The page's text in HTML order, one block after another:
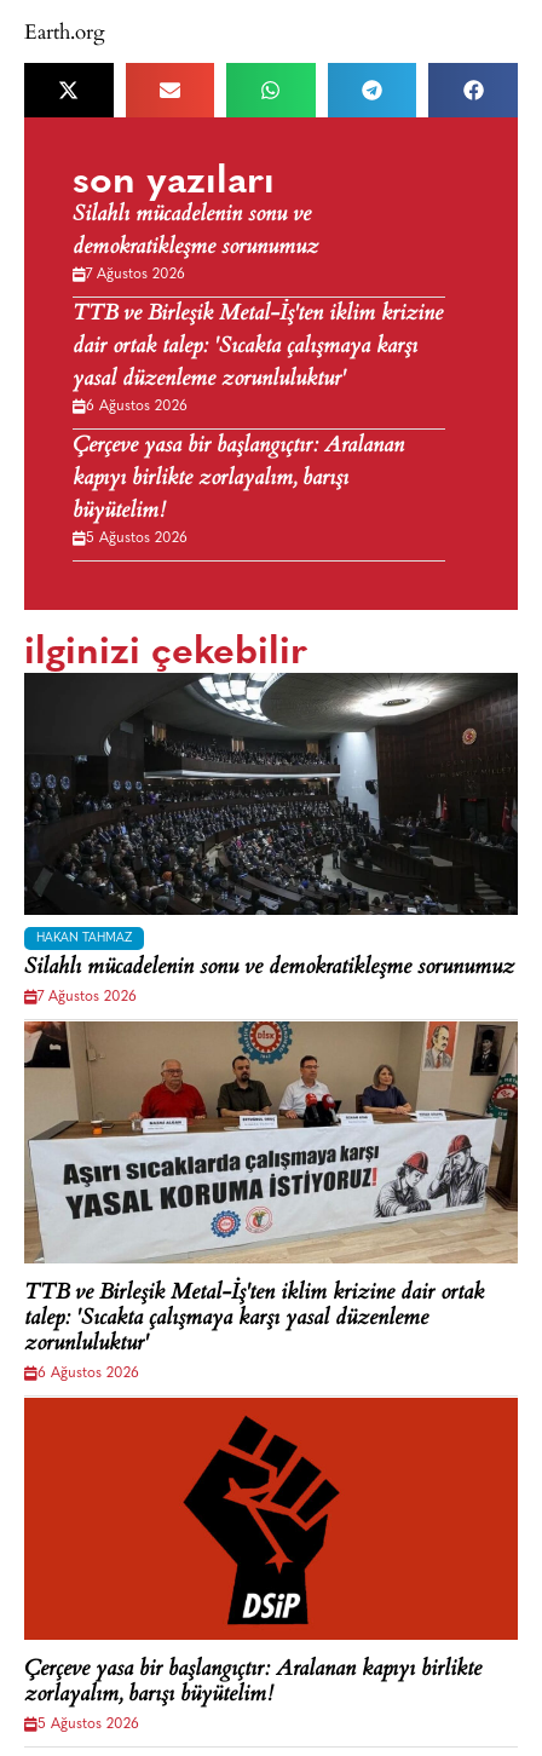
Earth.org
son yazıları
Silahlı mücadelenin sonu ve
demokratikleşme sorunumuz
7 Ağustos 2026
TTB ve Birleşik Metal-İş'ten iklim krizine
dair ortak talep: 'Sıcakta çalışmaya karşı
yasal düzenleme zorunluluktur'
6 Ağustos 2026
Çerçeve yasa bir başlangıçtır: Aralanan
kapıyı birlikte zorlayalım, barışı
büyütelim!
5 Ağustos 2026
ilginizi çekebilir
HAKAN TAHMAZ
Silahlı mücadelenin sonu ve demokratikleşme sorunumuz
7 Ağustos 2026
TTB ve Birleşik Metal-İş'ten iklim krizine dair ortak
talep: 'Sıcakta çalışmaya karşı yasal düzenleme
zorunluluktur'
6 Ağustos 2026
Çerçeve yasa bir başlangıçtır: Aralanan kapıyı birlikte
zorlayalım, barışı büyütelim!
5 Ağustos 2026